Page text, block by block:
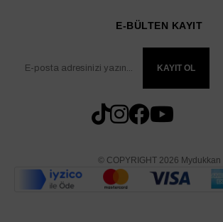
E-BÜLTEN KAYIT
KAYIT OL
© COPYRIGHT 2026 Mydukkan